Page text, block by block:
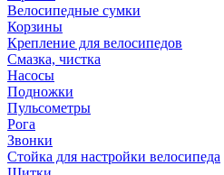
Велосипедные сумки
Корзины
Крепление для велосипедов
Смазка, чистка
Насосы
Подножки
Пульсометры
Рога
Звонки
Стойка для настройки велосипеда